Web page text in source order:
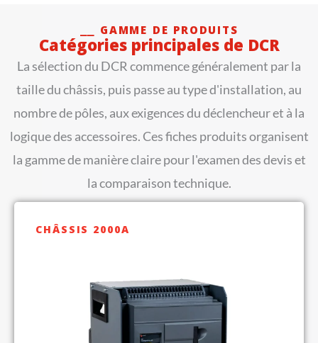
⎯⎯ GAMME DE PRODUITS
Catégories principales de DCR
La sélection du DCR commence généralement par la
taille du châssis, puis passe au type d'installation, au
nombre de pôles, aux exigences du déclencheur et à la
logique des accessoires. Ces fiches produits organisent
la gamme de manière claire pour l'examen des devis et
la comparaison technique.
CHÂSSIS 2000A